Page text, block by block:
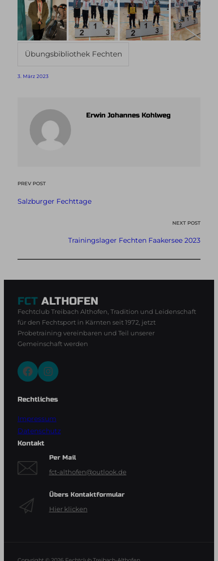
Übungsbibliothek Fechten
3. März 2023
Erwin Johannes Kohlweg
PREV POST
Salzburger Fechttage
NEXT POST
Trainingslager Fechten Faakersee 2023
FCT ALTHOFEN
Fechtclub Treibach Althofen, Tradition und Leidenschaft
für den Fechtsport in Kärnten seit 1972, jetzt
Probetraining vereinbaren und Teil unserer
Gemeinschaft werden
Facebook Instagram
Rechtliches
Impressum
Datenschutz
Kontakt
Per Mail
fct-althofen@outlook.de
Übers Kontaktformular
Hier klicken